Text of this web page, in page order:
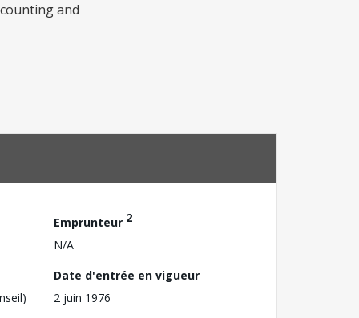
and
Emprunteur 2
N/A
Date d'entrée en vigueur
2 juin 1976